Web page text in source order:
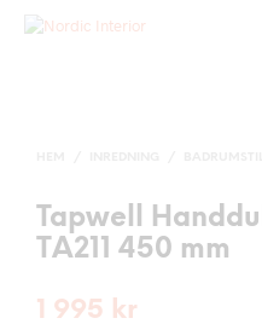
Tapwell
TA211 450 mm
1 995 kr